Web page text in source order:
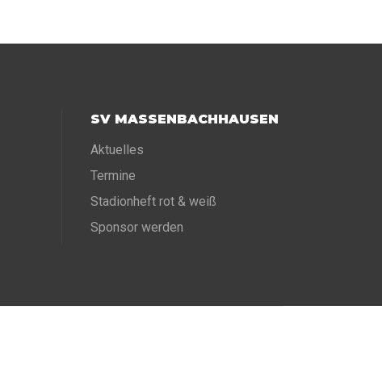
SV MASSENBACHHAUSEN
Aktuelles
Termine
Stadionheft rot & weiß
Sponsor werden